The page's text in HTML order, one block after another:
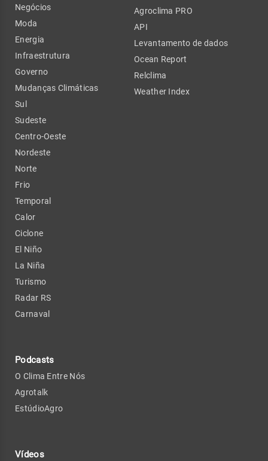
Negócios
Moda
Energia
Infraestrutura
Governo
Mudanças Climáticas
Sul
Sudeste
Centro-Oeste
Nordeste
Norte
Frio
Temporal
Calor
Ciclone
El Niño
La Niña
Turismo
Radar RS
Carnaval
Podcasts
O Clima Entre Nós
Agrotalk
EstúdioAgro
Vídeos
Agroclima PRO
API
Levantamento de dados
Ocean Report
Relclima
Weather Index